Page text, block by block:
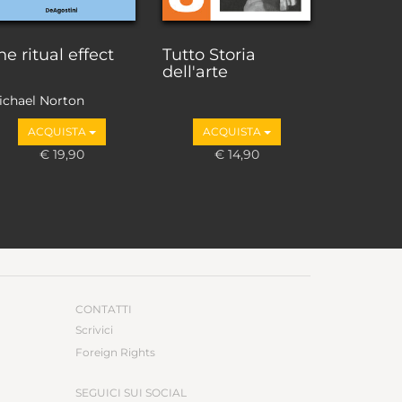
ritual effect
Norton
ACQUISTA
€ 19,90
Tutto Storia
dell'arte
ACQUISTA
€ 14,90
CONTATTI
Scrivici
Foreign Rights
SEGUICI SUI SOCIAL